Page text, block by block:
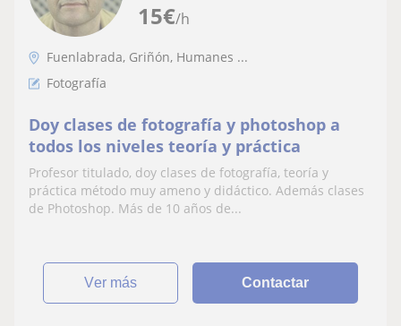
15€/h
Fuenlabrada, Griñón, Humanes ...
Fotografía
Doy clases de fotografía y photoshop a
todos los niveles teoría y práctica
Profesor titulado, doy clases de fotografía, teoría y
práctica método muy ameno y didáctico. Además clases
de Photoshop. Más de 10 años de...
ver más Contactar